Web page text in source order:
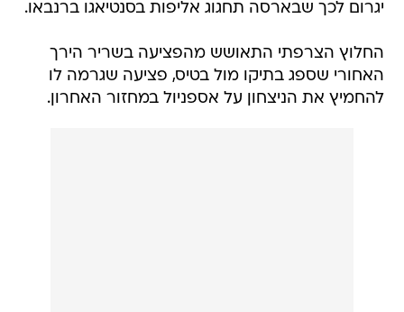
יגרום לכך שבארסה תחגוג אליפות בסנטיאגו ברנבאו.
החלוץ הצרפתי התאושש מהפציעה בשריר הירך
האחורי שספג בתיקו מול בטיס, פציעה שגרמה לו
להחמיץ את הניצחון על אספניול במחזור האחרון.